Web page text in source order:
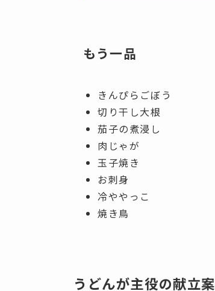
もう一品
きんぴらごぼう
切り干し大根
茄子の煮浸し
肉じゃが
玉子焼き
お刺身
冷ややっこ
焼き鳥
うどんが主役の献立案